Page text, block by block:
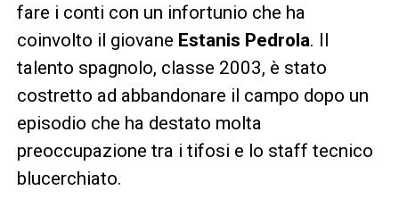
fare i conti con un infortunio che ha
coinvolto il giovane Estanis Pedrola. Il
talento spagnolo, classe 2003, è stato
costretto ad abbandonare il campo dopo un
episodio che ha destato molta
preoccupazione tra i tifosi e lo staff tecnico
blucerchiato.